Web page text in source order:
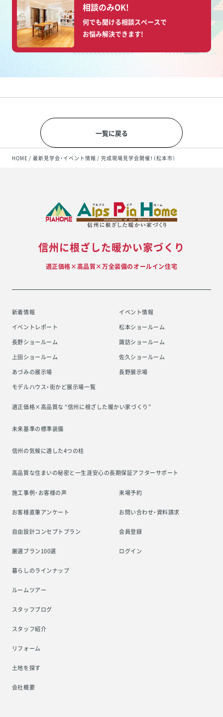
HOME 最新見学会・イベント情報 完成現場見学会開催！（松本市）
相談のみOK!
何でも聞ける相談スペースで
お悩み解決できます!
一覧に戻る
信州に根ざした暖かい家づくり
適正価格×高品質×万全装備のオールイン住宅
新着情報
イベント情報
イベントレポート
松本ショールーム
長野ショールーム
諏訪ショールーム
上田ショールーム
佐久ショールーム
あづみの展示場
長野展示場
モデルハウス・街かど展示場一覧
適正価格×高品質な “信州に根ざした暖かい家づくり”
未来基準の標準装備
信州の気候に適した4つの柱
高品質な住まいの秘密と一生涯安心の長期保証アフターサポート
施工事例・お客様の声
お客様直筆アンケート
自由設計コンセプトプラン
厳選プラン100選
暮らしのラインナップ
ルームツアー
スタッフブログ
スタッフ紹介
リフォーム
土地を探す
会社概要
来場予約
お問い合わせ・資料請求
会員登録
ログイン